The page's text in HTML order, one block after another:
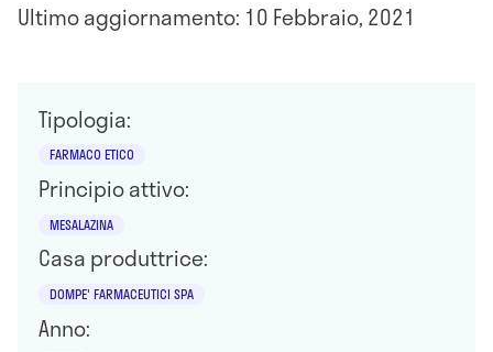
Ultimo aggiornamento: 10 Febbraio, 2021
Tipologia:
FARMACO ETICO
Principio attivo:
MESALAZINA
Casa produttrice:
DOMPE' FARMACEUTICI SPA
Anno: